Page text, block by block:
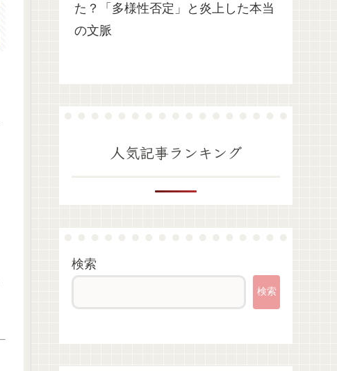
た？「多様性否定」と炎上した本当
の文脈
人気記事ランキング
検索
検索